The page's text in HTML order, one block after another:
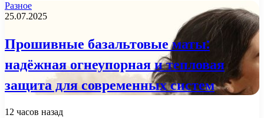
Разное
25.07.2025
Прошивные базальтовые маты:
надёжная огнеупорная и тепловая
защита для современных систем
12 часов назад